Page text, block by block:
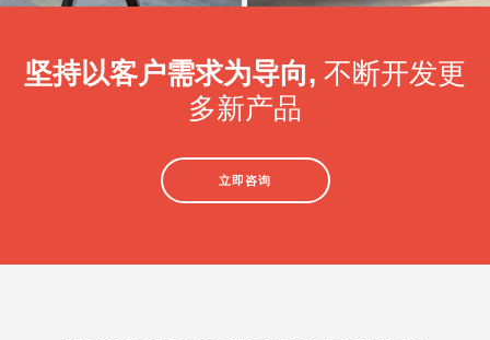
坚持以客户需求为导向, 不断开发更
多新产品
立即咨询